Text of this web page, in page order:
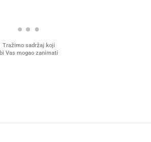
Tražimo sadržaj koji
bi Vas mogao zanimati